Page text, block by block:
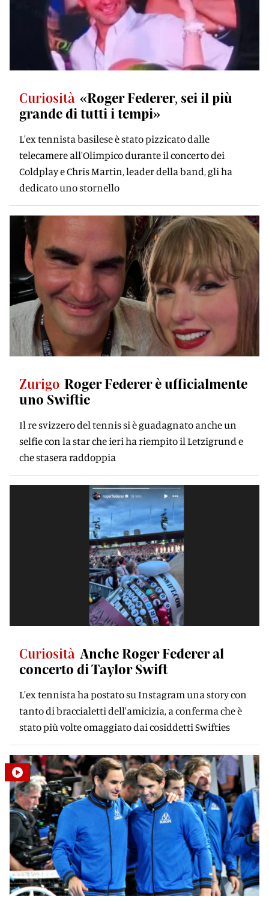
Curiosità «Roger Federer, sei il più
grande di tutti i tempi»
L'ex tennista basilese è stato pizzicato dalle
telecamere all'Olimpico durante il concerto dei
Coldplay e Chris Martin, leader della band, gli ha
dedicato uno stornello
Zurigo Roger Federer è ufficialmente
uno Swiftie
Il re svizzero del tennis si è guadagnato anche un
selfie con la star che ieri ha riempito il Letzigrund e
che stasera raddoppia
Curiosità Anche Roger Federer al
concerto di Taylor Swift
L'ex tennista ha postato su Instagram una story con
tanto di braccialetti dell'amicizia, a conferma che è
stato più volte omaggiato dai cosiddetti Swifties